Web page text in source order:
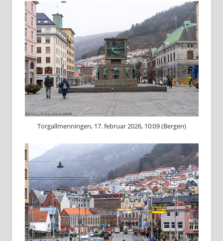
Torgallmenningen, 17. februar 2026, 10:09 (Bergen)